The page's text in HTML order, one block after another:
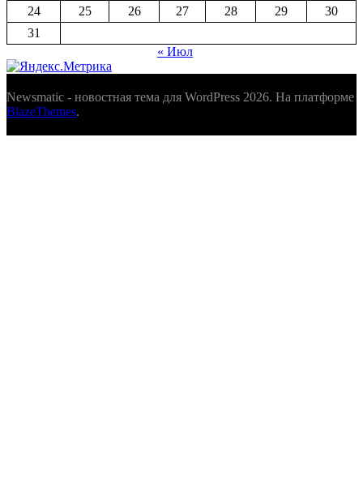
24
25 26 27 28 29
30
31
« Июл
Newsmatic - новостная тема для WordPress 2026. На платформе
BlazeThemes.